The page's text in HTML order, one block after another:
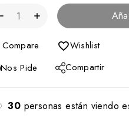
Compare
Wishlist
Nos Pide
Compartir
30 personas están viendo